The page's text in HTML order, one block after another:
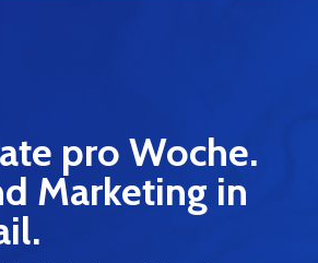
pro Woche.
Marketing in